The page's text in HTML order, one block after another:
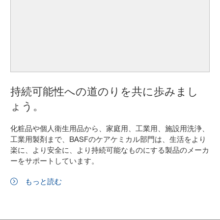
持続可能性への道のりを共に歩みまし
ょう。
化粧品や個人衛生用品から、家庭用、工業用、施設用洗浄、
工業用製剤まで、BASFのケアケミカル部門は、生活をより
楽に、より安全に、より持続可能なものにする製品のメーカ
ーをサポートしています。
もっと読む